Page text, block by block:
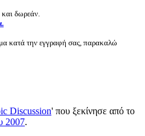
δωρεάν.
κατά την εγγραφή σας, παρακαλώ
Discussion' που ξεκίνησε από το
2007.